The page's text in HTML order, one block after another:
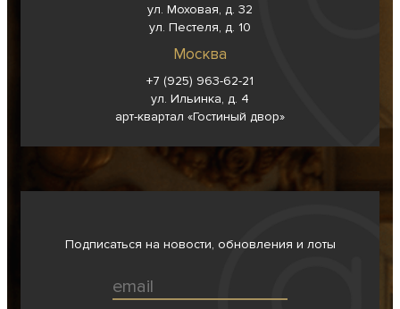
ул. Моховая, д. 32
ул. Пестеля, д. 10
Москва
+7 (925) 963-62-21
ул. Ильинка, д. 4
арт-квартал «Гостиный двор»
Подписаться на новости, обновления и лоты